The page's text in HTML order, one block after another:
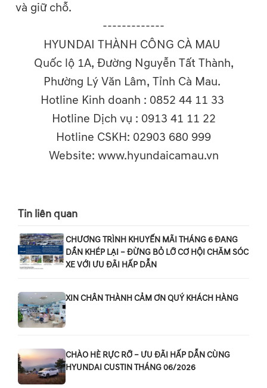
và giữ chỗ.
-------------
HYUNDAI THÀNH CÔNG CÀ MAU
Quốc lộ 1A, Đường Nguyễn Tất Thành,
Phường Lý Văn Lâm, Tỉnh Cà Mau.
Hotline Kinh doanh : 0852 44 11 33
Hotline Dịch vụ : 0913 41 11 22
Hotline CSKH: 02903 680 999
Website: www.hyundaicamau.vn
Tin liên quan
CHƯƠNG TRÌNH KHUYẾN MÃI THÁNG 6 ĐANG
DẦN KHÉP LẠI – ĐỪNG BỎ LỠ CƠ HỘI CHĂM SÓC
XE VỚI ƯU ĐÃI HẤP DẪN
XIN CHÂN THÀNH CẢM ƠN QUÝ KHÁCH HÀNG
CHÀO HÈ RỰC RỠ – ƯU ĐÃI HẤP DẪN CÙNG
HYUNDAI CUSTIN THÁNG 06/2026